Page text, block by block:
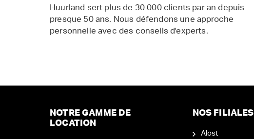
Huurland sert plus de 30 000 clients par an depuis
presque 50 ans. Nous défendons une approche
personnelle avec des conseils d'experts.
NOTRE GAMME DE
LOCATION
NOS FILIALES
Alost